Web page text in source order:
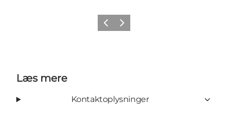
ForrigeNæste
Læs mere
Kontaktoplysninger